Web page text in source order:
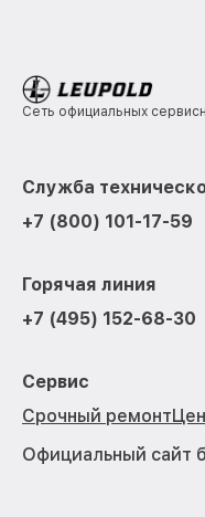
Сеть официальных
Служба
+7 (800) 101-17-59
Горячая линия
+7 (495) 152-68-30
Сервис
Срочный ремонт
Официальный сайт